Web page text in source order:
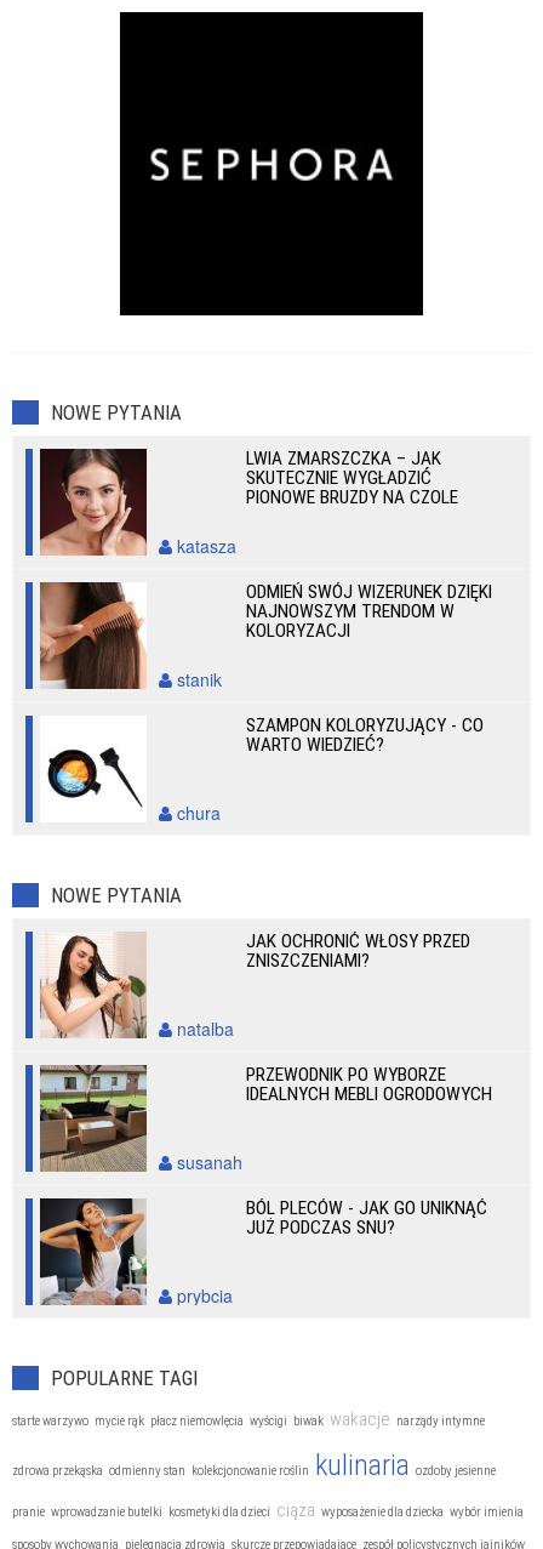
NOWE PYTANIA
LWIA ZMARSZCZKA – JAK
SKUTECZNIE WYGŁADZIĆ
PIONOWE BRUZDY NA CZOLE
katasza
ODMIEŃ SWÓJ WIZERUNEK DZIĘKI
NAJNOWSZYM TRENDOM W
KOLORYZACJI
stanik
SZAMPON KOLORYZUJĄCY - CO
WARTO WIEDZIEĆ?
chura
NOWE PYTANIA
JAK OCHRONIĆ WŁOSY PRZED
ZNISZCZENIAMI?
natalba
PRZEWODNIK PO WYBORZE
IDEALNYCH MEBLI OGRODOWYCH
susanah
BÓL PLECÓW - JAK GO UNIKNĄĆ
JUŻ PODCZAS SNU?
prybcia
POPULARNE TAGI
starte warzywo mycie rąk płacz niemowlęcia wyścigi biwak wakacje narządy intymne
zdrowa przekąska odmienny stan kolekcjonowanie roślin kulinaria ozdoby jesienne
pranie wprowadzanie butelki kosmetyki dla dzieci ciąża wyposażenie dla dziecka wybór imienia
sposoby wychowania pielęgnacja zdrowia skurcze przepowiadające zespół policystycznych jajników